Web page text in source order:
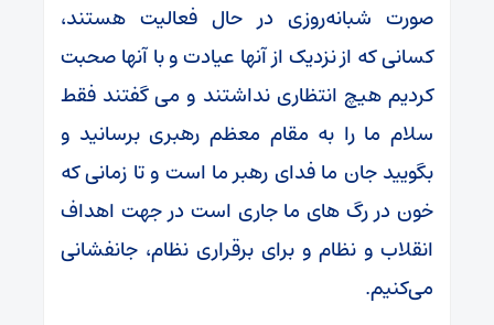
صورت شبانه‌روزی در حال فعالیت هستند،
کسانی که از نزدیک از آنها عیادت و با آنها صحبت
کردیم هیچ انتظاری نداشتند و می گفتند فقط
سلام ما را به مقام معظم رهبری برسانید و
بگویید جان ما فدای رهبر ما است و تا زمانی که
خون در رگ های ما جاری است در جهت اهداف
انقلاب و نظام و برای برقراری نظام، جانفشانی
می‌کنیم.